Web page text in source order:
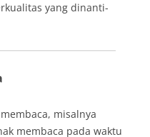
yang dinanti-
misalnya
membaca pada waktu